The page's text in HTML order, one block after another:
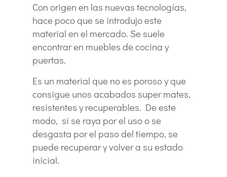
Con origen en las nuevas tecnologías,
hace poco que se introdujo este
material en el mercado. Se suele
encontrar en muebles de cocina y
puertas.
Es un material que no es poroso y que
consigue unos acabados super mates,
resistentes y recuperables. De este
modo, si se raya por el uso o se
desgasta por el paso del tiempo, se
puede recuperar y volver a su estado
inicial.